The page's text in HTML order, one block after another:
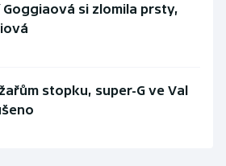
si zlomila prsty,
stopku, super-G ve Val